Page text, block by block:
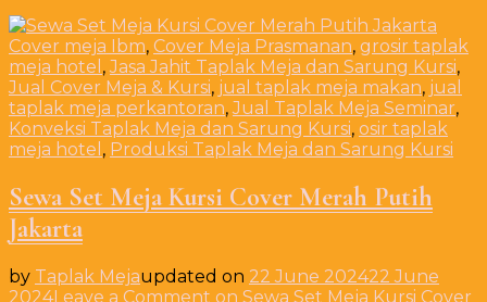
Cover meja Ibm, Cover Meja Prasmanan, grosir taplak
meja hotel ,Jasa Jahit Taplak Meja dan Sarung Kursi,
Jual Cover Meja & Kursi, jual taplak meja makan, jual
taplak meja perkantoran,Jual Taplak Meja Seminar,
Konveksi Taplak Meja dan Sarung Kursi, osir taplak
meja hotel , Produksi Taplak Meja dan Sarung Kursi
Sewa Set Meja Kursi Cover Merah Putih
Jakarta
by Taplak Mejaupdated on 22 June 202422 June
2024Leave a Comment on Sewa Set Meja Kursi Cover